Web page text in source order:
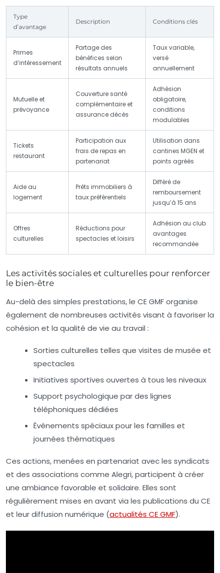
Type
d’avantage
Description Conditions clés
Primes
d’intéressement
Partage des
bénéfices selon
résultats annuels
Taux variable,
versé
annuellement
Mutuelle et
prévoyance
Couverture santé
complémentaire et
assurance décès
Adhésion
obligatoire,
conditions
modulables
Tickets
restaurant
Participation aux
frais de repas en
partenariat
Utilisation dans
cantines MGEN et
points agréés
Aide au
logement
Prêts immobiliers à
taux préférentiels
Différé de
remboursement
jusqu’à 15 ans
Offres
culturelles
Réductions pour
spectacles et loisirs
Adhésion au club
avantages
recommandée
Les activités sociales et culturelles pour renforcer
le bien-être
Au-delà des simples prestations, le CE GMF organise
également de nombreuses activités visant à favoriser la
cohésion et la qualité de vie au travail :
Sorties culturelles telles que visites de musée et
spectacles
Initiatives sportives ouvertes à tous les niveaux
Support psychologique par des lignes
téléphoniques dédiées
Événements spéciaux pour les familles et
journées thématiques
Ces actions, menées en partenariat avec les syndicats
et des associations comme Alegri, participent à créer
une ambiance favorable et solidaire. Elles sont
régulièrement mises en avant via les publications du CE
et leur diffusion numérique (actualités CE GMF).